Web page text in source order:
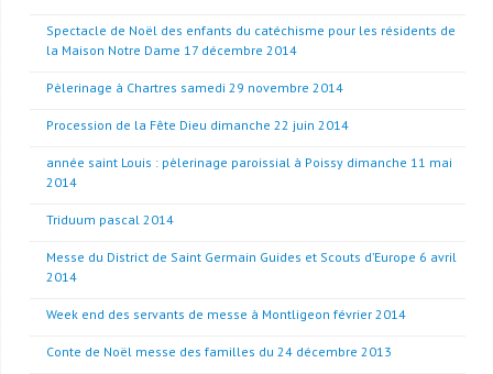
Spectacle de Noël des enfants du catéchisme pour les résidents de
la Maison Notre Dame 17 décembre 2014
Pèlerinage à Chartres samedi 29 novembre 2014
Procession de la Fête Dieu dimanche 22 juin 2014
année saint Louis : pèlerinage paroissial à Poissy dimanche 11 mai
2014
Triduum pascal 2014
Messe du District de Saint Germain Guides et Scouts d’Europe 6 avril
2014
Week end des servants de messe à Montligeon février 2014
Conte de Noël messe des familles du 24 décembre 2013